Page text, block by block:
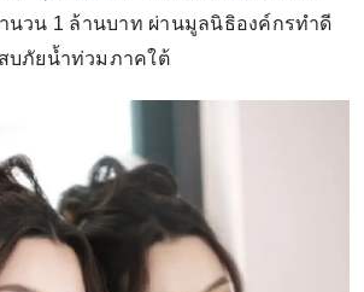
ำนวน 1 ล้านบาท ผ่านมูลนิธิองค์กรทำดี
บภัยน้ำท่วมภาคใต้